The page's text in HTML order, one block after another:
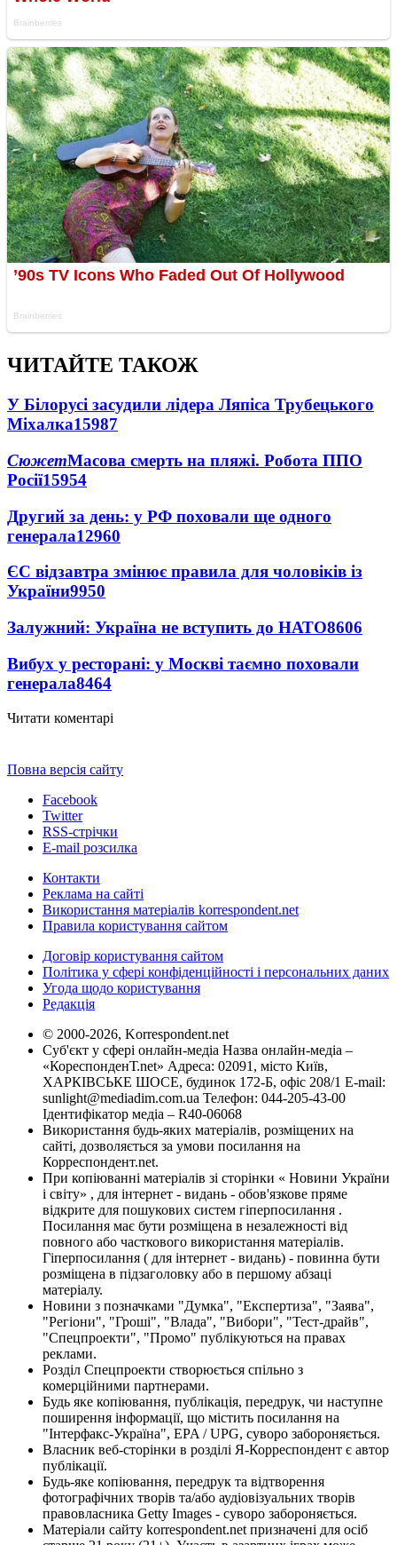
ЧИТАЙТЕ ТАКОЖ
У Білорусі засудили лідера Ляпіса Трубецького
Міхалка15987
СюжетМасова смерть на пляжі. Робота ППО
Росії15954
Другий за день: у РФ поховали ще одного
генерала12960
ЄС відзавтра змінює правила для чоловіків із
України9950
Залужний: Україна не вступить до НАТО8606
Вибух у ресторані: у Москві таємно поховали
генерала8464
Читати коментарі
Повна версія сайту
Facebook
Twitter
RSS-стрічки
E-mail розсилка
Контакти
Реклама на сайті
Використання матеріалів korrespondent.net
Правила користування сайтом
Договір користування сайтом
Політика у сфері конфіденційності і персональних даних
Угода щодо користування
Редакція
© 2000-2026, Korrespondent.net
Суб'єкт у сфері онлайн-медіа Назва онлайн-медіа –
«КореспонденТ.net» Адреса: 02091, місто Київ,
ХАРКІВСЬКЕ ШОСЕ, будинок 172-Б, офіс 208/1 E-mail:
sunlight@mediadim.com.ua Телефон: 044-205-43-00
Ідентифікатор медіа – R40-06068
Використання будь-яких матеріалів, розміщених на
сайті, дозволяється за умови посилання на
Корреспондент.net.
При копіюванні матеріалів зі сторінки « Новини України
і світу» , для інтернет - видань - обов'язкове пряме
відкрите для пошукових систем гіперпосилання .
Посилання має бути розміщена в незалежності від
повного або часткового використання матеріалів.
Гіперпосилання ( для інтернет - видань) - повинна бути
розміщена в підзаголовку або в першому абзаці
матеріалу.
Новини з позначками "Думка", "Експертиза", "Заява",
"Регіони", "Гроші", "Влада", "Вибори", "Тест-драйв",
"Спецпроекти", "Промо" публікуються на правах
реклами.
Розділ Спецпроекти створюється спільно з
комерційними партнерами.
Будь яке копіювання, публікація, передрук, чи наступне
поширення інформації, що містить посилання на
"Інтерфакс-Україна", EPA / UPG, суворо забороняється.
Власник веб-сторінки в розділі Я-Корреспондент є автор
публікації.
Будь-яке копіювання, передрук та відтворення
фотографічних творів та/або аудіовізуальних творів
правовласника Getty Images - суворо забороняється.
Матеріали сайту korrespondent.net призначені для осіб